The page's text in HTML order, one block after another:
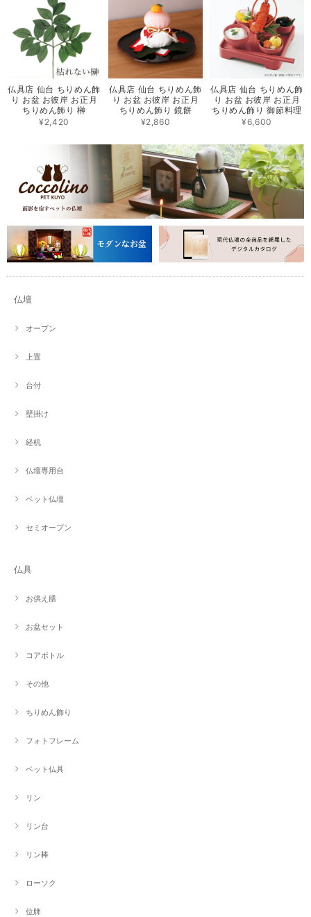
仏具店 仙台 ちりめん飾
り お盆 お彼岸 お正月
ちりめん飾り 榊
¥2,420
仏具店 仙台 ちりめん飾
り お盆 お彼岸 お正月
ちりめん飾り 鏡餅
¥2,860
仏具店 仙台 ちりめん飾
り お盆 お彼岸 お正月
ちりめん飾り 御節料理
¥6,600
仏壇
オープン
上置
台付
壁掛け
経机
仏壇専用台
ペット仏壇
セミオープン
仏具
お供え膳
お盆セット
コアボトル
その他
ちりめん飾り
フォトフレーム
ペット仏具
リン
リン台
リン棒
ローソク
位牌